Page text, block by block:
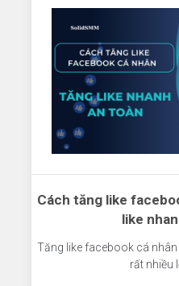
Cách tăng like
like
Tăng like facebook cá
rất nhiều